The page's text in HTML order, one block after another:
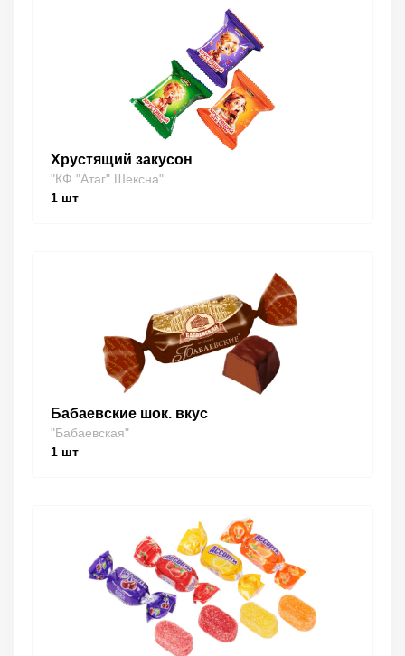
Хрустящий закусон
"КФ "Атаг" Шексна"
1 шт
Бабаевские шок. вкус
"Бабаевская"
1 шт